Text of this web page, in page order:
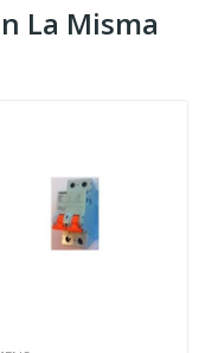
La Misma